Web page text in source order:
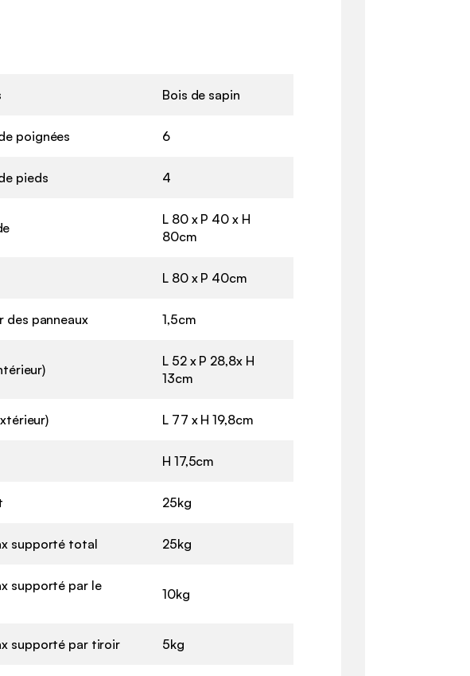
Bois de sapin
poignées 6
pieds 4
L 80 x P 40 x H
80cm
L 80 x P 40cm
des panneaux 1,5cm
L 52 x P 28,8x H
13cm
L 77 x H 19,8cm
H 17,5cm
25kg
supporté total 25kg
supporté par le
10kg
supporté par tiroir 5kg